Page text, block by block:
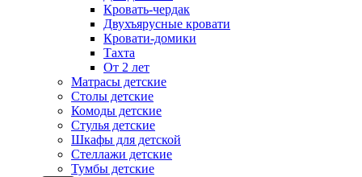
Кровать-чердак
Двухъярусные кровати
Кровати-домики
Тахта
От 2 лет
Матрасы детские
Столы детские
Комоды детские
Стулья детские
Шкафы для детской
Стеллажи детские
Тумбы детские